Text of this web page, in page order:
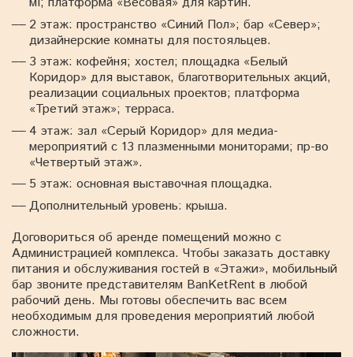
2 этаж: пространство «Синий Пол»; бар «Север»;
дизайнерские комнаты для постояльцев.
3 этаж: кофейня; хостел; площадка «Белый
Коридор» для выставок, благотворительных акций,
реализации социальных проектов; платформа
«Третий этаж»; терраса.
4 этаж: зал «Серый Коридор» для медиа-
мероприятий с 13 плазменными мониторами; пр-во
«Четвертый этаж».
5 этаж: основная выставочная площадка.
Дополнительный уровень: крыша.
Договориться об аренде помещений можно с
Администрацией комплекса. Чтобы заказать доставку
питания и обслуживания гостей в «Этажи», мобильный
бар звоните представителям BanKetRent в любой
рабочий день. Мы готовы обеспечить вас всем
необходимым для проведения мероприятий любой
сложности.